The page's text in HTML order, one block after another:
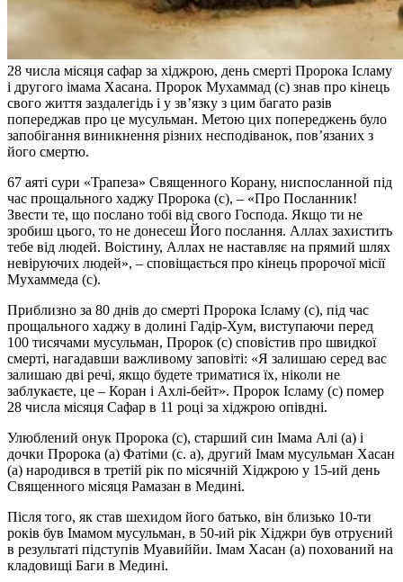
28 числа місяця сафар за хіджрою, день смерті Пророка Ісламу
і другого імама Хасана. Пророк Мухаммад (с) знав про кінець
свого життя заздалегідь і у зв’язку з цим багато разів
попереджав про це мусульман. Метою цих попереджень було
запобігання виникнення різних несподіванок, пов’язаних з
його смертю.
67 аяті сури «Трапеза» Священного Корану, ниспосланной під
час прощального хаджу Пророка (с), – «Про Посланник!
Звести те, що послано тобі від свого Господа. Якщо ти не
зробиш цього, то не донесеш Його послання. Аллах захистить
тебе від людей. Воістину, Аллах не наставляє на прямий шлях
невіруючих людей», – сповіщається про кінець пророчої місії
Мухаммеда (с).
Приблизно за 80 днів до смерті Пророка Ісламу (с), під час
прощального хаджу в долині Гадір-Хум, виступаючи перед
100 тисячами мусульман, Пророк (с) сповістив про швидкої
смерті, нагадавши важливому заповіті: «Я залишаю серед вас
залишаю дві речі, якщо будете триматися їх, ніколи не
заблукаєте, це – Коран і Ахлі-бейт». Пророк Ісламу (с) помер
28 числа місяця Сафар в 11 році за хіджрою опівдні.
Улюблений онук Пророка (с), старший син Імама Алі (а) і
дочки Пророка (а) Фатіми (с. а), другий Імам мусульман Хасан
(а) народився в третій рік по місячній Хіджрою у 15-ий день
Священного місяця Рамазан в Медині.
Після того, як став шехидом його батько, він близько 10-ти
років був Імамом мусульман, в 50-ий рік Хіджри був отруєний
в результаті підступів Муавиййи. Імам Хасан (а) похований на
кладовищі Баги в Медині.